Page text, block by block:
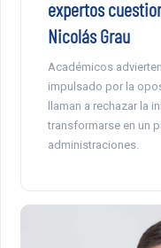
expertos
Nicolás Grau
Académicos
impulsado por la
llaman a rechazar la
transformarse en un
administraciones.